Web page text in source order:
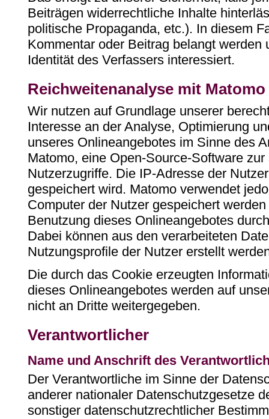
Beiträgen widerrechtliche Inhalte
politische Propaganda, etc.). In diesem
Kommentar oder Beitrag belangt werden
Identität des Verfassers interessiert.
Reichweitenanalyse mit
Wir nutzen auf Grundlage unserer
Interesse an der Analyse, Optimierung
unseres Onlineangebotes im Sinne des
Matomo, eine Open-Source-Software
Nutzerzugriffe. Die IP-Adresse der
gespeichert wird. Matomo verwendet
Computer der Nutzer gespeichert
Benutzung dieses Onlineangebotes
Dabei können aus den verarbeiteten
Nutzungsprofile der Nutzer erstellt
Die durch das Cookie erzeugten
dieses Onlineangebotes werden auf
nicht an Dritte weitergegeben.
Verantwortlicher
Name und Anschrift des
Der Verantwortliche im Sinne der
anderer nationaler Datenschutzgesetze
sonstiger datenschutzrechtlicher